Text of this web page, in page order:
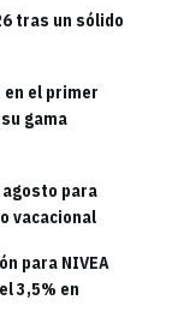
tras un sólido
el primer
gama
para
vacacional
para NIVEA
3,5% en